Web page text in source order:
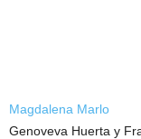
Magdalena Marlo
Genoveva Huerta y